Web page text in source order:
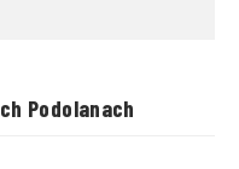
Podolanach